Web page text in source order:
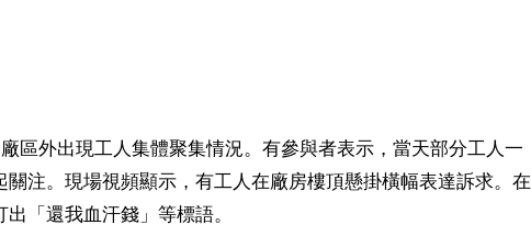
區外出現工人集體聚集情況。有參與者表示，當天部分工人一
關注。現場視頻顯示，有工人在廠房樓頂懸掛橫幅表達訴求。在
「還我血汗錢」等標語。